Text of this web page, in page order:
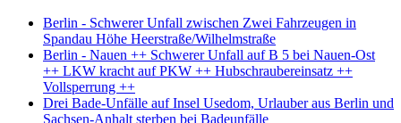
Berlin - Schwerer Unfall zwischen Zwei Fahrzeugen in
Spandau Höhe Heerstraße/Wilhelmstraße
Berlin - Nauen ++ Schwerer Unfall auf B 5 bei Nauen-Ost
++ LKW kracht auf PKW ++ Hubschraubereinsatz ++
Vollsperrung ++
Drei Bade-Unfälle auf Insel Usedom, Urlauber aus Berlin und
Sachsen-Anhalt sterben bei Badeunfälle